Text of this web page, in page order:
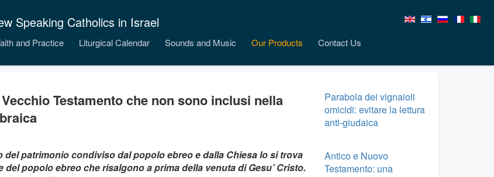
Speaking Catholics in Israel
and Practice Liturgical Calendar Sounds and Music Our Products Contact Us
Testamento che non sono inclusi nella
del patrimonio condiviso dal popolo ebreo e dalla Chiesa lo si trova
del popolo ebreo che risalgono a prima della venuta di Gesu’ Cristo.
Parabola dei vignaioli
omicidi: evitare la lettura
anti-giudaica
Antico e Nuovo
Testamento: una